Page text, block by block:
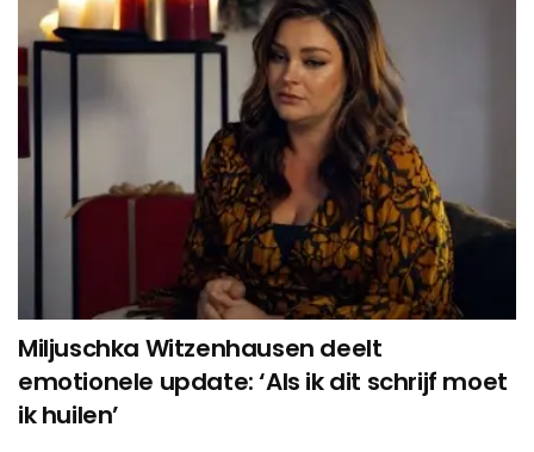
Miljuschka Witzenhausen deelt
emotionele update: ‘Als ik dit schrijf moet
ik huilen’